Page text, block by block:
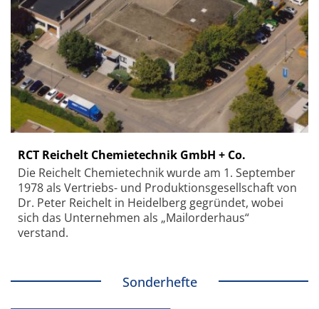
RCT Reichelt Chemietechnik GmbH + Co.
Die Reichelt Chemietechnik wurde am 1. September
1978 als Vertriebs- und Produktionsgesellschaft von
Dr. Peter Reichelt in Heidelberg gegründet, wobei
sich das Unternehmen als „Mailorderhaus“
verstand.
Sonderhefte